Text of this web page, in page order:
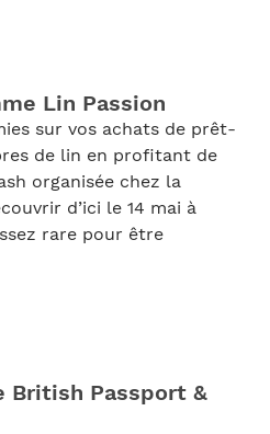
Lin Passion
sur vos achats de prêt-
de lin en profitant de
organisée chez la
d’ici le 14 mai à
rare pour être
British Passport &